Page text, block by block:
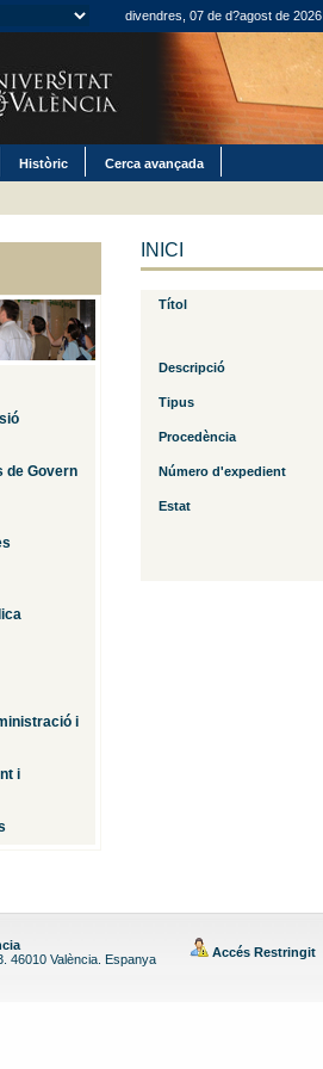
divendres, 07 de d?agost de 2026
Històric Cerca avançada
de Govern
i
i
INICI
Títol
Descripció
Tipus
Procedència
Número d'expedient
Estat
46010 València. Espanya
Accés Restringit